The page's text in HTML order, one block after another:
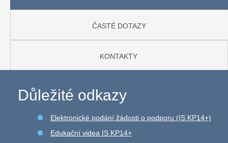
ČASTÉ DOTAZY
KONTAKTY
Důležité odkazy
Elektronické podání žádosti o podporu (IS KP14+)
Edukační videa IS KP14+